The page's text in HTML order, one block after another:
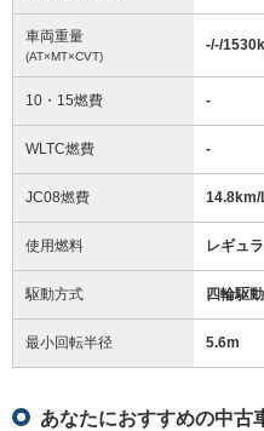
車両重量
(AT×MT×CVT)
-/-/1530
10・15燃費 -
WLTC燃費 -
JC08燃費 14.8km/
使用燃料 レギュ
駆動方式 四輪駆
最小回転半径 5.6m
あなたにおすすめの中古